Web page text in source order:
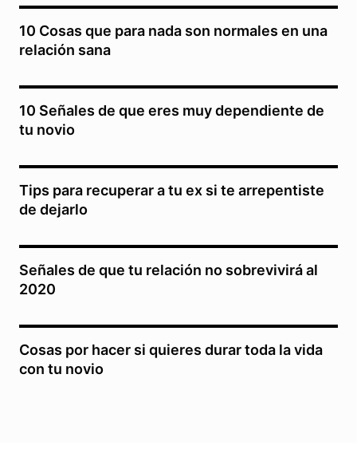
10 Cosas que para nada son normales en una
relación sana
10 Señales de que eres muy dependiente de
tu novio
Tips para recuperar a tu ex si te arrepentiste
de dejarlo
Señales de que tu relación no sobrevivirá al
2020
Cosas por hacer si quieres durar toda la vida
con tu novio